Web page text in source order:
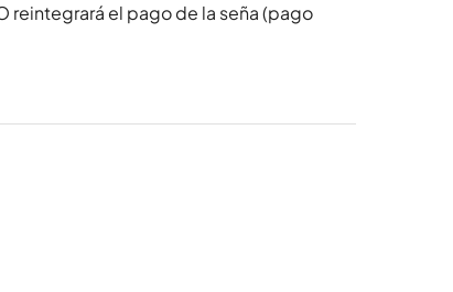
reintegrará el pago de la seña (pago